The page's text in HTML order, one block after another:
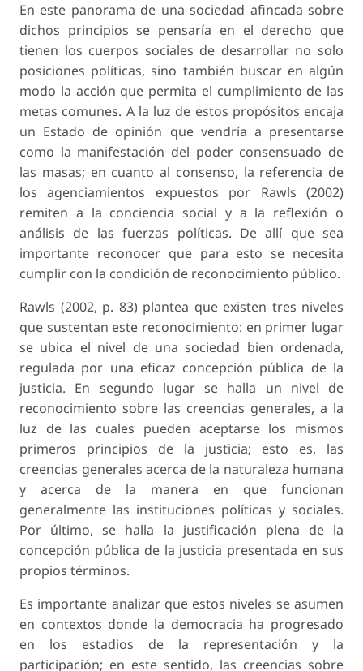
En este panorama de una sociedad afincada sobre
dichos principios se pensaría en el derecho que
tienen los cuerpos sociales de desarrollar no solo
posiciones políticas, sino también buscar en algún
modo la acción que permita el cumplimiento de las
metas comunes. A la luz de estos propósitos encaja
un Estado de opinión que vendría a presentarse
como la manifestación del poder consensuado de
las masas; en cuanto al consenso, la referencia de
los agenciamientos expuestos por Rawls (2002)
remiten a la conciencia social y a la reflexión o
análisis de las fuerzas políticas. De allí que sea
importante reconocer que para esto se necesita
cumplir con la condición de reconocimiento público.
Rawls (2002, p. 83) plantea que existen tres niveles
que sustentan este reconocimiento: en primer lugar
se ubica el nivel de una sociedad bien ordenada,
regulada por una eficaz concepción pública de la
justicia. En segundo lugar se halla un nivel de
reconocimiento sobre las creencias generales, a la
luz de las cuales pueden aceptarse los mismos
primeros principios de la justicia; esto es, las
creencias generales acerca de la naturaleza humana
y acerca de la manera en que funcionan
generalmente las instituciones políticas y sociales.
Por último, se halla la justificación plena de la
concepción pública de la justicia presentada en sus
propios términos.
Es importante analizar que estos niveles se asumen
en contextos donde la democracia ha progresado
en los estadios de la representación y la
participación; en este sentido, las creencias sobre